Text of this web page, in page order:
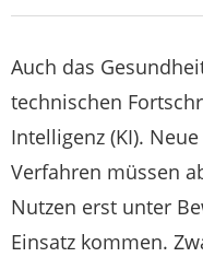
Auch das
technischen
Intelligenz (KI).
Verfahren müssen
Nutzen erst unter
Einsatz kommen.